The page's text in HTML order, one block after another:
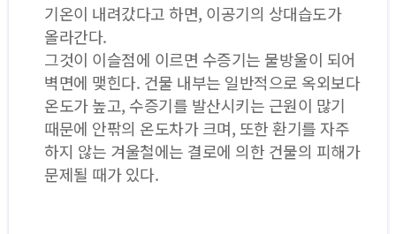
기온이 내려갔다고 하면, 이공기의 상대습도가
올라간다.
그것이 이슬점에 이르면 수증기는 물방울이 되어
벽면에 맺힌다. 건물 내부는 일반적으로 옥외보다
온도가 높고, 수증기를 발산시키는 근원이 많기
때문에 안팎의 온도차가 크며, 또한 환기를 자주
하지 않는 겨울철에는 결로에 의한 건물의 피해가
문제될 때가 있다.